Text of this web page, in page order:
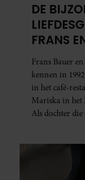
DE
FRANS
BAUER:
ELKAARS
Frans Bauer
kennen in
in het café-
Mariska in het
Als dochter